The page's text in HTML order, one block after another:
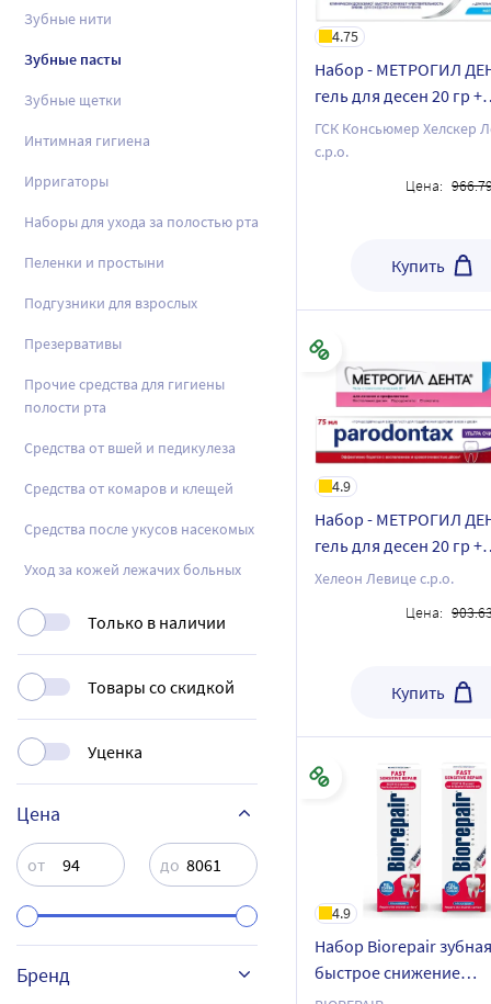
Зубные нити
Зубные пасты
Зубные щетки
Интимная гигиена
Ирригаторы
Наборы для ухода за полостью рта
Пеленки и простыни
Подгузники для взрослых
Презервативы
Прочие средства для гигиены
полости рта
Средства от вшей и педикулеза
Средства от комаров и клещей
Средства после укусов насекомых
Уход за кожей лежачих больных
Только в наличии
Товары со скидкой
Уценка
Цена
от до
Бренд
4.75
Набор - МЕТРОГИЛ
гель для десен 20 гр +
Sensodyne зубная
мгновенный эффект 75
ГСК Консьюмер Хелскер
с.р.о.
Цена:
Купить
4.9
Набор - МЕТРОГИЛ
гель для десен 20 гр +
Parodontax зубная паста
Хелеон Левице с.р.о.
Цена:
Купить
4.9
Набор Biorepair
быстрое снижение
чувствительности 75мл